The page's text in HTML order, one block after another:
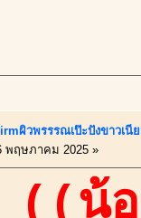
ผิวพรรรณเป๊ะปังขาวเนี
พฤษภาคม 2025 »
((น้อ